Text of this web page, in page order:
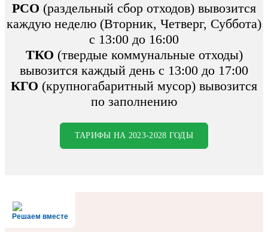
РСО (раздельный сбор отходов) вывозится
каждую неделю (Вторник, Четверг, Суббота)
с 13:00 до 16:00
ТКО (твердые коммунальные отходы)
вывозится каждый день с 13:00 до 17:00
КГО (крупногабаритный мусор) вывозится
по заполнению
ТАРИФЫ НА 2023-2028 ГОДЫ
Решаем вместе